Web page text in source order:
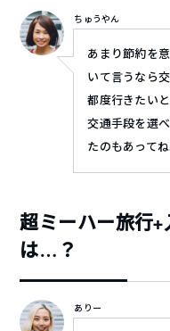
ちゅうやん
あまり節約を
いて言うなら
都度行きたい
交通手段を選
たのもあってね
超ミーハー旅行
は…？
ありー